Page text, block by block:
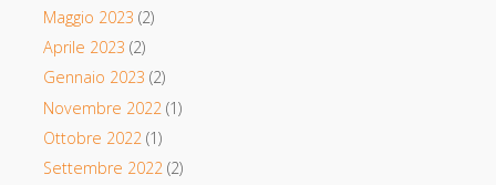
Maggio 2023 (2)
Aprile 2023 (2)
Gennaio 2023 (2)
Novembre 2022 (1)
Ottobre 2022(1)
Settembre 2022(2)